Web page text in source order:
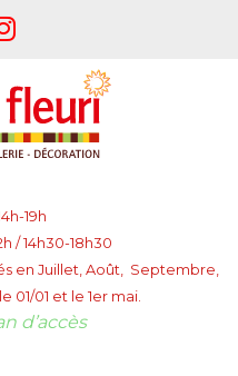
19h
/ 14h30-18h30
en Juillet, Août, Septembre,
01/01 et le 1er mai.
d’accès